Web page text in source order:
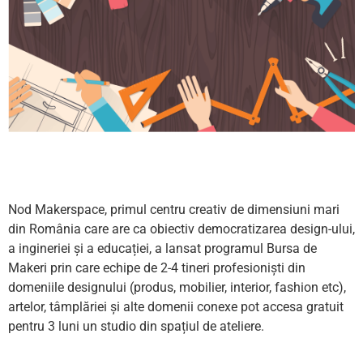
Nod Makerspace, primul centru creativ de dimensiuni mari
din România care are ca obiectiv democratizarea design-ului,
a ingineriei și a educației, a lansat programul Bursa de
Makeri prin care echipe de 2-4 tineri profesioniști din
domeniile designului (produs, mobilier, interior, fashion etc),
artelor, tâmplăriei și alte domenii conexe pot accesa gratuit
pentru 3 luni un studio din spațiul de ateliere.